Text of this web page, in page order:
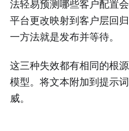
法轻易预测哪些客户配置
平台更改映射到客户层回
一方法就是发布并等待。
这三种失效都有相同的根
模型。将文本附加到提示
威。